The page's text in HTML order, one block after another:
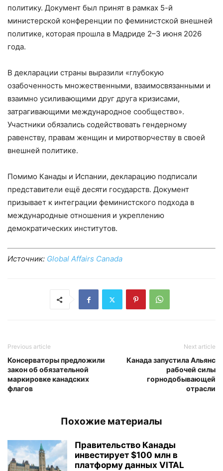
политику. Документ был принят в рамках 5-й
министерской конференции по феминистской внешней
политике, которая прошла в Мадриде 2–3 июня 2026
года.
В декларации страны выразили «глубокую
озабоченность множественными, взаимосвязанными и
взаимно усиливающими друг друга кризисами,
затрагивающими международное сообщество».
Участники обязались содействовать гендерному
равенству, правам женщин и миротворчеству в своей
внешней политике.
Помимо Канады и Испании, декларацию подписали
представители ещё десяти государств. Документ
призывает к интеграции феминистского подхода в
международные отношения и укреплению
демократических институтов.
Источник: Global Affairs Canada
Previous article
Консерваторы предложили
закон об обязательной
маркировке канадских
флагов
Next article
Канада запустила Альянс
рабочей силы
горнодобывающей
отрасли
Похожие материалы
Правительство Канады
инвестирует $100 млн в
платформу данных VITAL